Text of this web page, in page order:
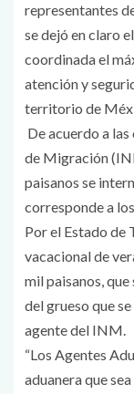
representantes
se dejó en claro
coordinada el
atención y
territorio de
De acuerdo a
de Migración
paisanos se
corresponde a
Por el Estado de
vacacional de
mil paisanos,
del grueso que
agente del INM.
“Los Agentes
aduanera que